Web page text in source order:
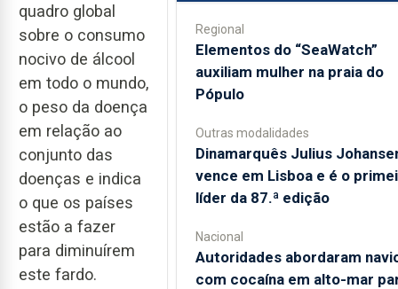
quadro global
sobre o consumo
nocivo de álcool
em todo o mundo,
o peso da doença
em relação ao
conjunto das
doenças e indica
o que os países
estão a fazer
para diminuírem
este fardo.
Regional
​Elementos do “SeaWatch”
auxiliam mulher na praia do
Pópulo
Outras modalidades
Dinamarquês Julius
vence em Lisboa e é o
líder da 87.ª edição
Nacional
Autoridades abordaram
com cocaína em alto-mar